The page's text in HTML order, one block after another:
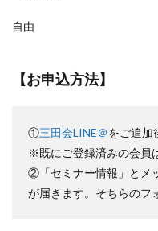
自由
【お申込方法】
①三田会LINE＠をご追加
※既にご登録済みの会員
②「セミナー情報」とメ
が届きます。そちらのフ